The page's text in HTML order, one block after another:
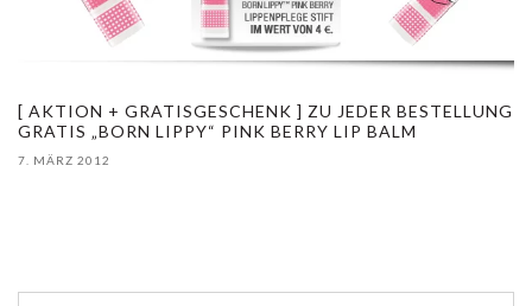
[ AKTION + GRATISGESCHENK ] ZU JEDER BESTELLUNG
GRATIS „BORN LIPPY“ PINK BERRY LIP BALM
7. MÄRZ 2012